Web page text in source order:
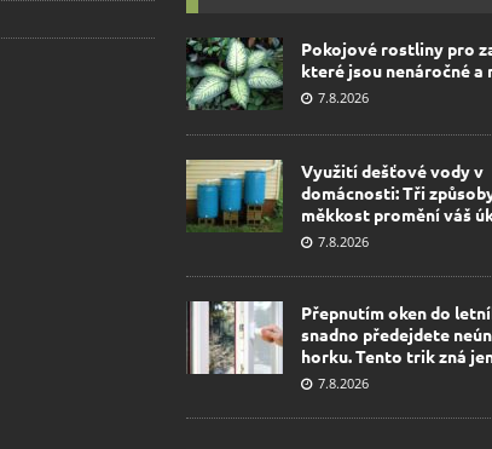
Pokojové rostliny pro
které jsou nenáročné a
7.8.2026
Využití dešťové vody v
domácnosti: Tři
měkkost promění váš
7.8.2026
Přepnutím oken do
snadno předejdete
horku. Tento trik zná
7.8.2026